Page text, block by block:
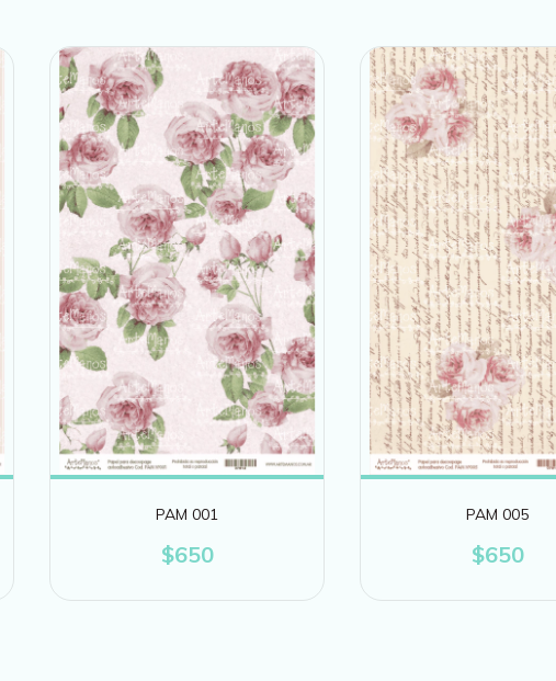
PAM 001
$650
PAM 005
$650